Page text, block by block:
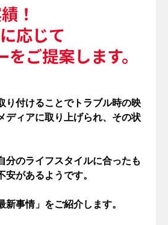
！
応じて
ご提案します。
り付けることでトラブル時の映
ディアに取り上げられ、その状
分のライフスタイルに合ったも
があるようです。
事情」をご紹介します。